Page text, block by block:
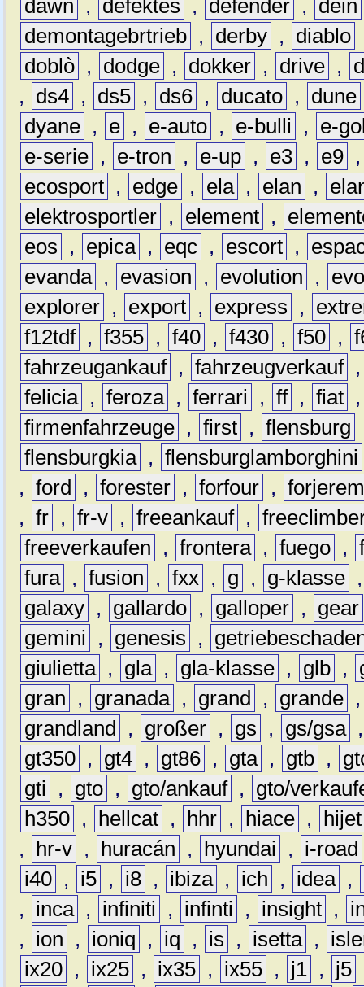
dawn , defektes , defender , dein
demontagebrtrieb , derby , diablo
doblò , dodge , dokker , drive ,
,
ds4 , ds5 , ds6 , ducato , dune
dyane , e , e-auto , e-bulli ,
e-
e-serie , e-tron , e-up , e3 , e9
ecosport , edge , ela , elan ,
elektrosportler , element ,
eos
, epica , eqc , escort ,
evanda , evasion , evolution ,
explorer , export , express ,
f12tdf , f355 , f40 , f430 , f50 ,
fahrzeugankauf , fahrzeugverkauf
felicia , feroza , ferrari , ff , fiat
firmenfahrzeuge , first , flensburg
flensburgkia , flensburglamborghini
, ford , forester , forfour ,
, fr , fr-v , freeankauf ,
freeverkaufen
, frontera , fuego ,
fura , fusion , fxx , g , g-klasse
galaxy , gallardo , galloper ,
gear
gemini
, genesis ,
giulietta , gla , gla-klasse , glb ,
gran
, granada , grand , grande
grandland
, großer , gs , gs/gsa
gt350 , gt4 , gt86 , gta , gtb ,
gti
, gto , gto/ankauf ,
gto/
h350 , hellcat , hhr , hiace ,
hijet
,
hr-v , huracán , hyundai ,
i-road
i40 , i5 , i8 , ibiza , ich , idea ,
,
inca , infiniti , infinti , insight ,
,
ion , ioniq , iq , is , isetta ,
ix20 , ix25 , ix35 , ix55 , j1 , j5